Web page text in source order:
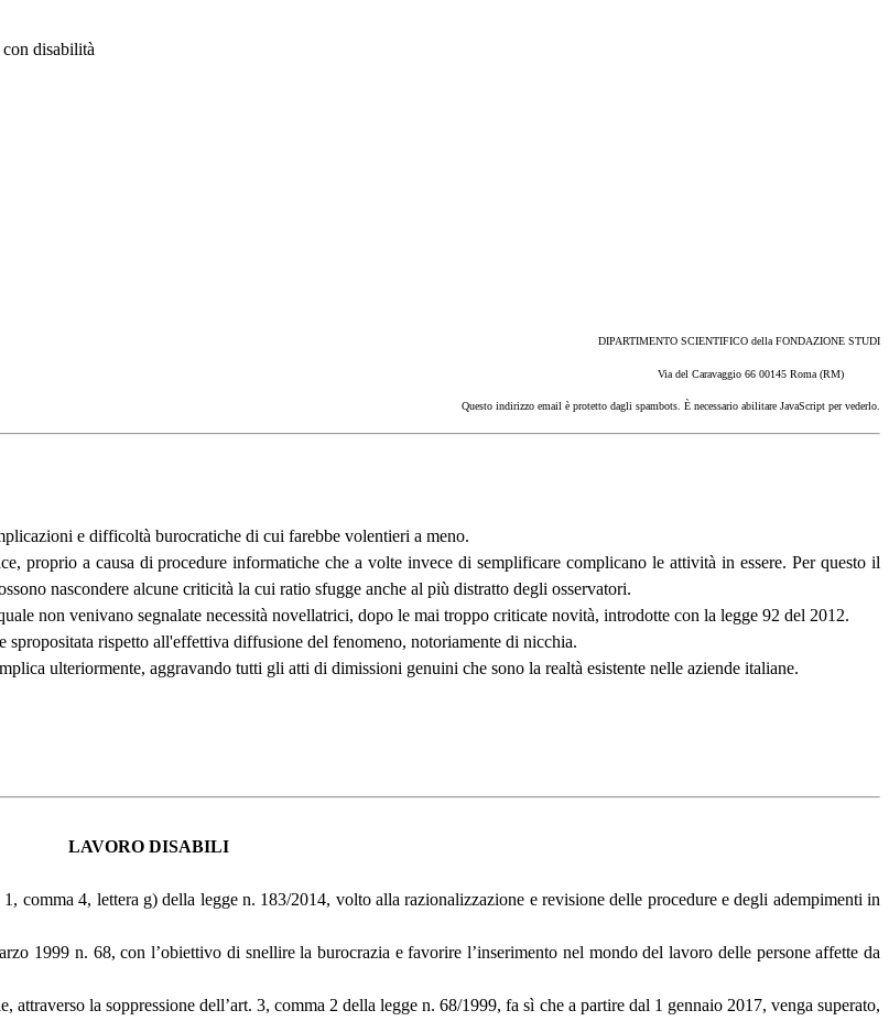
disabilità
DIPARTIMENTO SCIENTIFICO della FONDAZIONE STUDI
Via del Caravaggio 66 00145 Roma (RM)
Questo indirizzo email è protetto dagli spambots. È necessario abilitare JavaScript per vederlo.
e difficoltà burocratiche di cui farebbe volentieri a meno.
proprio a causa di procedure informatiche che a volte invece di semplificare complicano le attività in essere. Per questo il
nascondere alcune criticità la cui ratio sfugge anche al più distratto degli osservatori.
non venivano segnalate necessità novellatrici, dopo le mai troppo criticate novità, introdotte con la legge 92 del 2012.
spropositata rispetto all'effettiva diffusione del fenomeno, notoriamente di nicchia.
ulteriormente, aggravando tutti gli atti di dimissioni genuini che sono la realtà esistente nelle aziende italiane.
LAVORO DISABILI
4, lettera g) della legge n. 183/2014, volto alla razionalizzazione e revisione delle procedure e degli adempimenti in
1999 n. 68, con l’obiettivo di snellire la burocrazia e favorire l’inserimento nel mondo del lavoro delle persone affette da
la soppressione dell’art. 3, comma 2 della legge n. 68/1999, fa sì che a partire dal 1 gennaio 2017, venga superato,